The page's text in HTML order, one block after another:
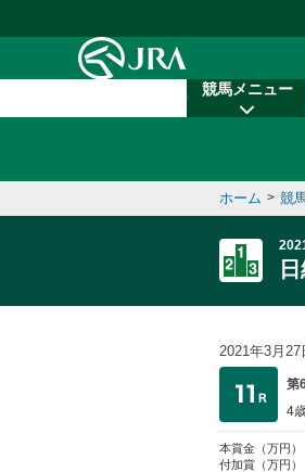
競馬メニュー
ホーム > 競
2021年3月
第
4
本賞金 （万円）
付加賞 （万円）